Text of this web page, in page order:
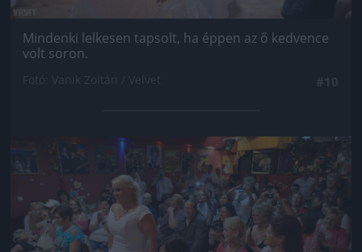
Mindenki lelkesen tapsolt, ha éppen az ő kedvence
volt soron.
Jön még kép!